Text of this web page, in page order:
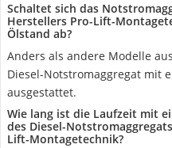
Schaltet sich das
Herstellers Pro-Lift-
Ölstand ab?
Anders als andere Modelle
Diesel-Notstromaggregat mit
ausgestattet.
Wie lang ist die Laufzeit mit
des Diesel-Notstromaggregats
Lift-Montagetechnik?